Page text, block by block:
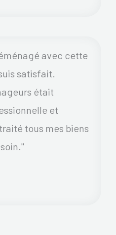
avec cette
satisfait.
était
et
tous mes biens